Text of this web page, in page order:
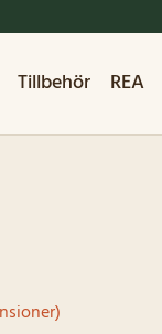
Tillbehör REA